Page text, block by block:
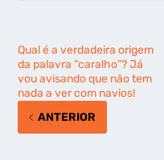
Qual é a verdadeira origem
da palavra “caralho”? Já
vou avisando que não tem
nada a ver com navios!
ANTERIOR